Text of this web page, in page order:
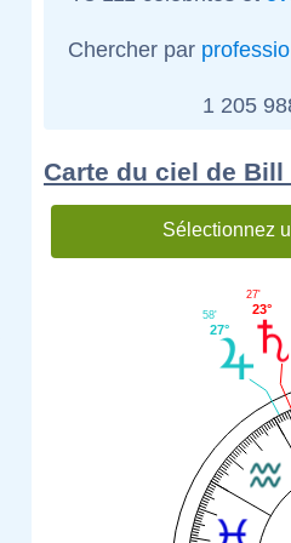
Chercher par
1 205
Carte du ciel de Bill
Sélectionnez
23°
27'
27°
58'